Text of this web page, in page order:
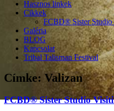
Hasznos linkek
Cikkek
FCBD® Sister Studio
Galéria
BLOG
Kapcsolat
Tribal Talisman Festival
Címke: Valizan
FCBD® Sister Studio